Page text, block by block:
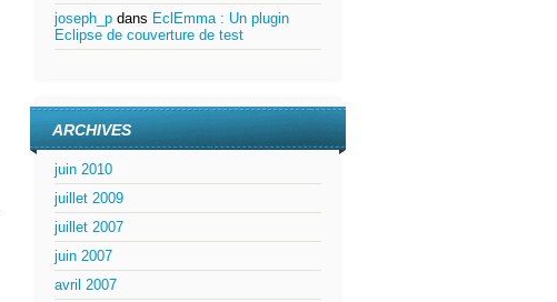
joseph_p dans EclEmma : Un plugin
Eclipse de couverture de test
ARCHIVES
juin 2010
juillet 2009
juillet 2007
juin 2007
avril 2007